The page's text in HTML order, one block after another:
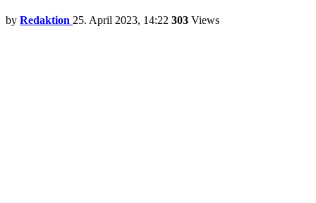
by Redaktion 25. April 2023, 14:22 303 Views